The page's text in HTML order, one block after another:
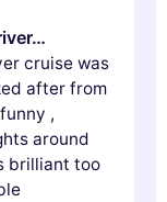
cruise was
after from
,
around
brilliant too